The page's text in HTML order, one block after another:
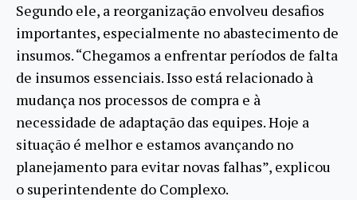
Segundo ele, a reorganização envolveu desafios
importantes, especialmente no abastecimento de
insumos. “Chegamos a enfrentar períodos de falta
de insumos essenciais. Isso está relacionado à
mudança nos processos de compra e à
necessidade de adaptação das equipes. Hoje a
situação é melhor e estamos avançando no
planejamento para evitar novas falhas”, explicou
o superintendente do Complexo.